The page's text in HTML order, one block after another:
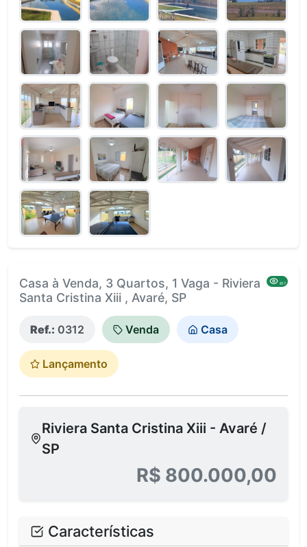
Casa à Venda, 3 Quartos, 1 Vaga - Riviera
Santa Cristina Xiii , Avaré, SP
817
Ref.: 0312 Venda Casa
Lançamento
Riviera Santa Cristina Xiii - Avaré /
SP
R$ 800.000,00
Características